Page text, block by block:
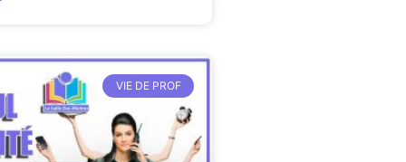
VIE DE PROF